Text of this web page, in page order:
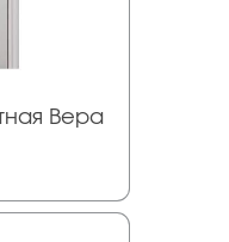
Вера